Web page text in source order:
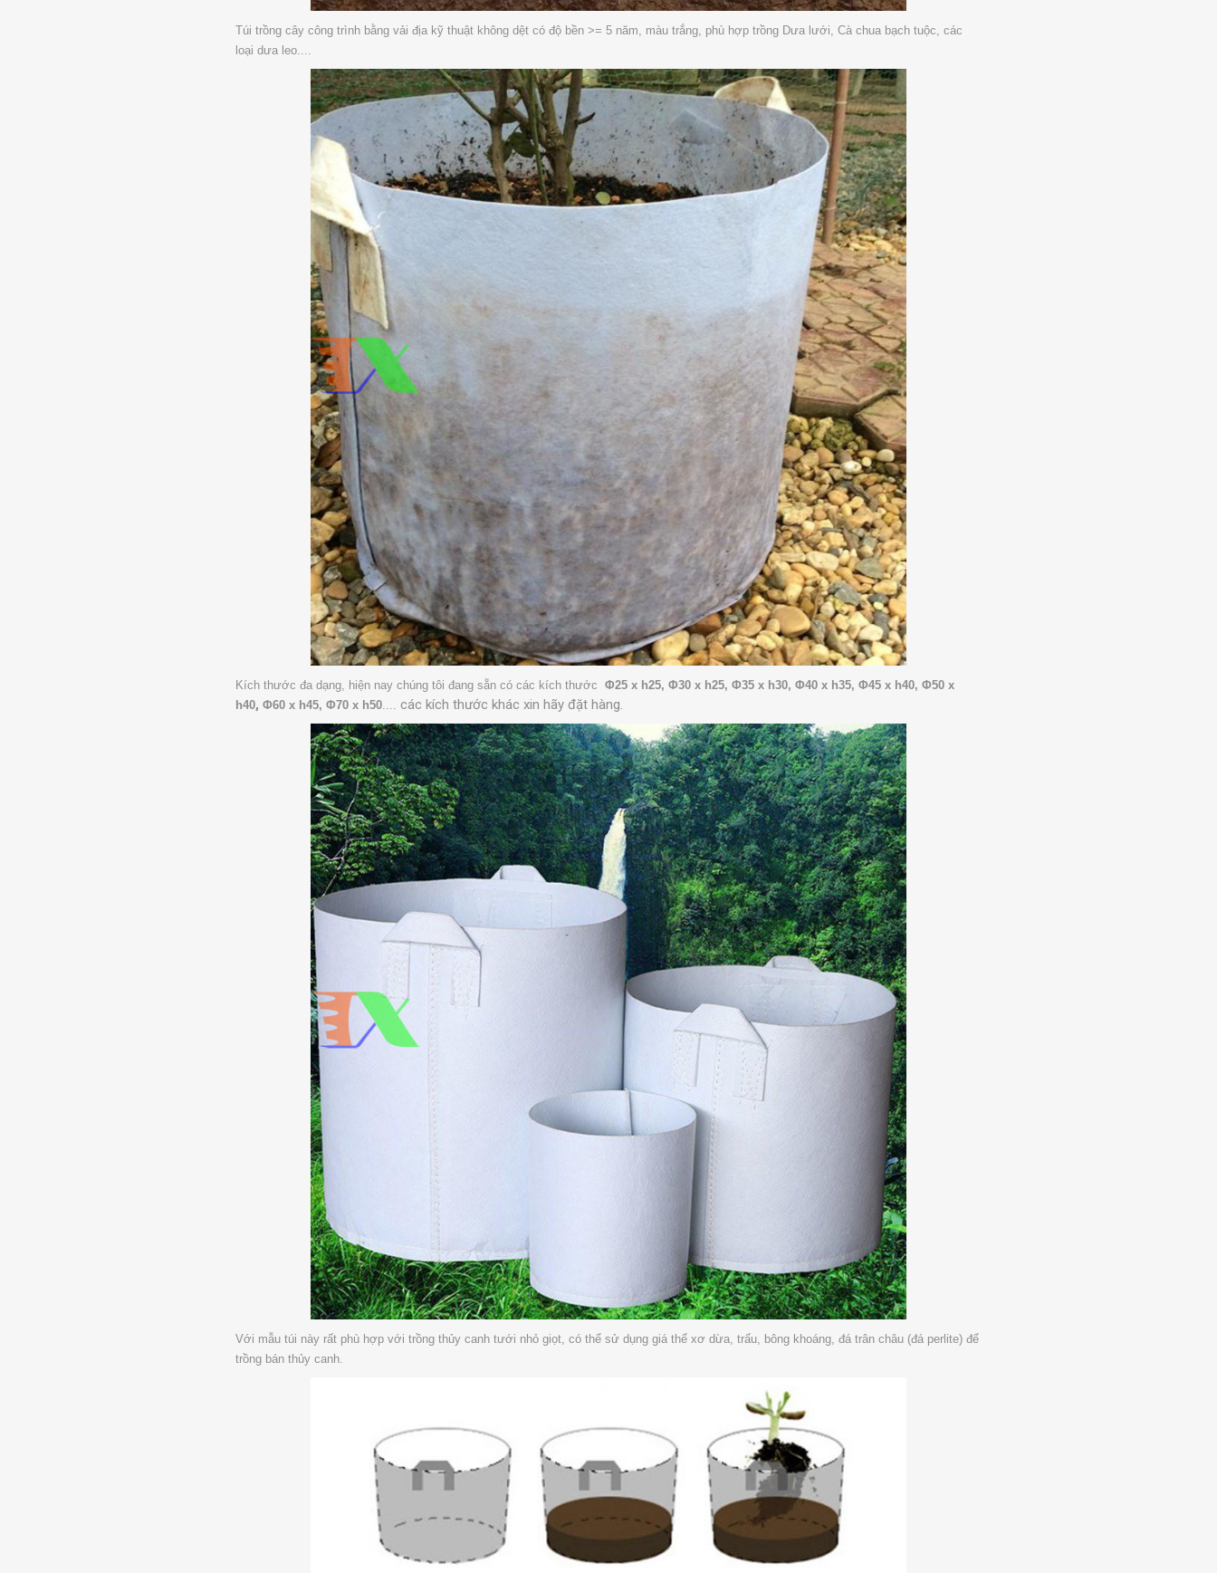
Túi trồng cây công trình bằng vải địa kỹ thuật không dệt có độ bền >= 5 năm, màu trắng, phù hợp trồng Dưa lưới, Cà chua bạch tuộc, các
loại dưa leo....
Kích thước đa dạng, hiện nay chúng tôi đang sẵn có các kích thước Φ25 x h25,Φ30 x h25, Φ35 x h30, Φ40 x h35,Φ45 x h40, Φ50 x
h40,Φ60 x h45,Φ70 x h50 các kích thước khác xin hãy đặt hàng.
Với mẫu túi này rất phù hợp với trồng thủy canh tưới nhỏ giọt, có thể sử dụng giá thể xơ dừa, trấu, bông khoáng, đá trân châu (đá perlite) để
trồng bán thủy canh.